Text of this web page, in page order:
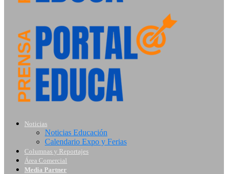
Noticias
Noticias Educación
Calendario Expo y Ferias
Columnas y Reportajes
Área Comercial
Media Partner